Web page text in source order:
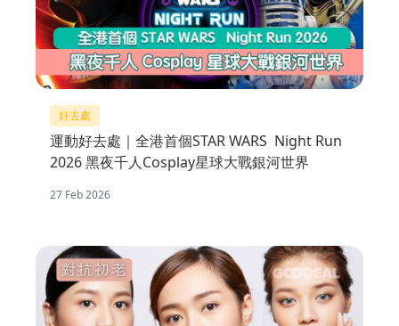
好去處
運動好去處｜全港首個STAR WARS Night Run
2026 黑夜千人Cosplay星球大戰銀河世界
27 Feb 2026